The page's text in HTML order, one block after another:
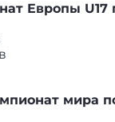
Европы U17
мира